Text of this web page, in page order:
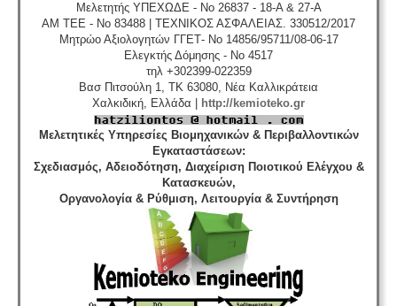
Μελετητής ΥΠΕΧΩΔΕ - No 26837 - 18-A & 27-A
ΑΜ ΤΕΕ - No 83488 | ΤΕΧΝΙΚΟΣ ΑΣΦΑΛΕΙΑΣ. 330512/2017
Μητρώο Αξιολογητών ΓΓΕΤ- No 14856/95711/08-06-17
Ελεγκτής Δόμησης - No 4517
τηλ +302399-022359
Βασ Πιτσούλη 1, TK 63080, Νέα Καλλικράτεια
Χαλκιδική, Ελλάδα |
http://kemioteko.gr
Μελετητικές Υπηρεσίες Βιομηχανικών & Περιβαλλοντικών
Εγκαταστάσεων:
Σχεδιασμός, Αδειοδότηση, Διαχείριση Ποιοτικού Ελέγχου &
Κατασκευών,
Οργανολογία & Ρύθμιση, Λειτουργία & Συντήρηση